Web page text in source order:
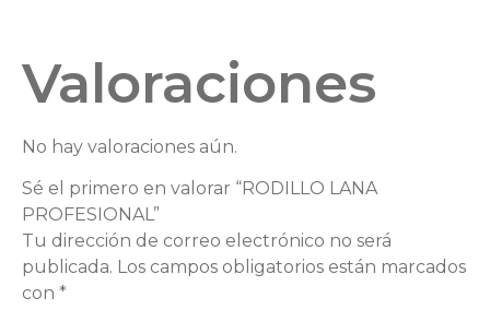
Valoraciones
No hay valoraciones aún.
Sé el primero en valorar “RODILLO LANA
PROFESIONAL”
Tu dirección de correo electrónico no será
publicada. Los campos obligatorios están marcados
con *